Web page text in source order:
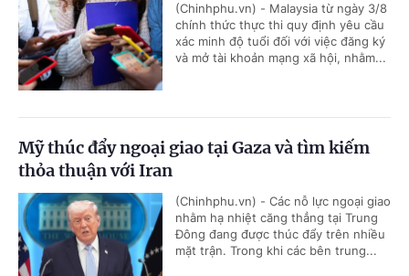
(Chinhphu.vn) - Malaysia từ ngày 3/8
chính thức thực thi quy định yêu cầu
xác minh độ tuổi đối với việc đăng ký
và mở tài khoản mạng xã hội, nhằm...
Mỹ thúc đẩy ngoại giao tại Gaza và tìm kiếm
thỏa thuận với Iran
(Chinhphu.vn) - Các nỗ lực ngoại giao
nhằm hạ nhiệt căng thẳng tại Trung
Đông đang được thúc đẩy trên nhiều
mặt trận. Trong khi các bên trung...